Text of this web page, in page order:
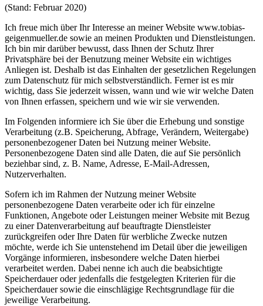
(Stand: Februar 2020)
Ich freue mich über Ihr Interesse an meiner Website www.tobias-
geigenmueller.de sowie an meinen Produkten und Dienstleistungen.
Ich bin mir darüber bewusst, dass Ihnen der Schutz Ihrer
Privatsphäre bei der Benutzung meiner Website ein wichtiges
Anliegen ist. Deshalb ist das Einhalten der gesetzlichen Regelungen
zum Datenschutz für mich selbstverständlich. Ferner ist es mir
wichtig, dass Sie jederzeit wissen, wann und wie wir welche Daten
von Ihnen erfassen, speichern und wie wir sie verwenden.
Im Folgenden informiere ich Sie über die Erhebung und sonstige
Verarbeitung (z.B. Speicherung, Abfrage, Verändern, Weitergabe)
personenbezogener Daten bei Nutzung meiner Website.
Personenbezogene Daten sind alle Daten, die auf Sie persönlich
beziehbar sind, z. B. Name, Adresse, E-Mail-Adressen,
Nutzerverhalten.
Sofern ich im Rahmen der Nutzung meiner Website
personenbezogene Daten verarbeite oder ich für einzelne
Funktionen, Angebote oder Leistungen meiner Website mit Bezug
zu einer Datenverarbeitung auf beauftragte Dienstleister
zurückgreifen oder Ihre Daten für werbliche Zwecke nutzen
möchte, werde ich Sie untenstehend im Detail über die jeweiligen
Vorgänge informieren, insbesondere welche Daten hierbei
verarbeitet werden. Dabei nenne ich auch die beabsichtigte
Speicherdauer oder jedenfalls die festgelegten Kriterien für die
Speicherdauer sowie die einschlägige Rechtsgrundlage für die
jeweilige Verarbeitung.